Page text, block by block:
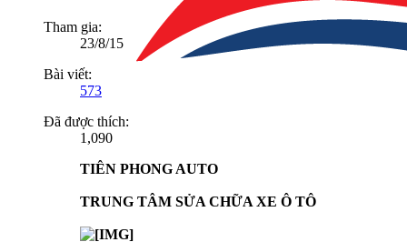
Tham gia:
23/8/15
Bài viết:
573
Đã được thích:
1,090
TIÊN PHONG AUTO
TRUNG TÂM SỬA CHỮA XE Ô TÔ